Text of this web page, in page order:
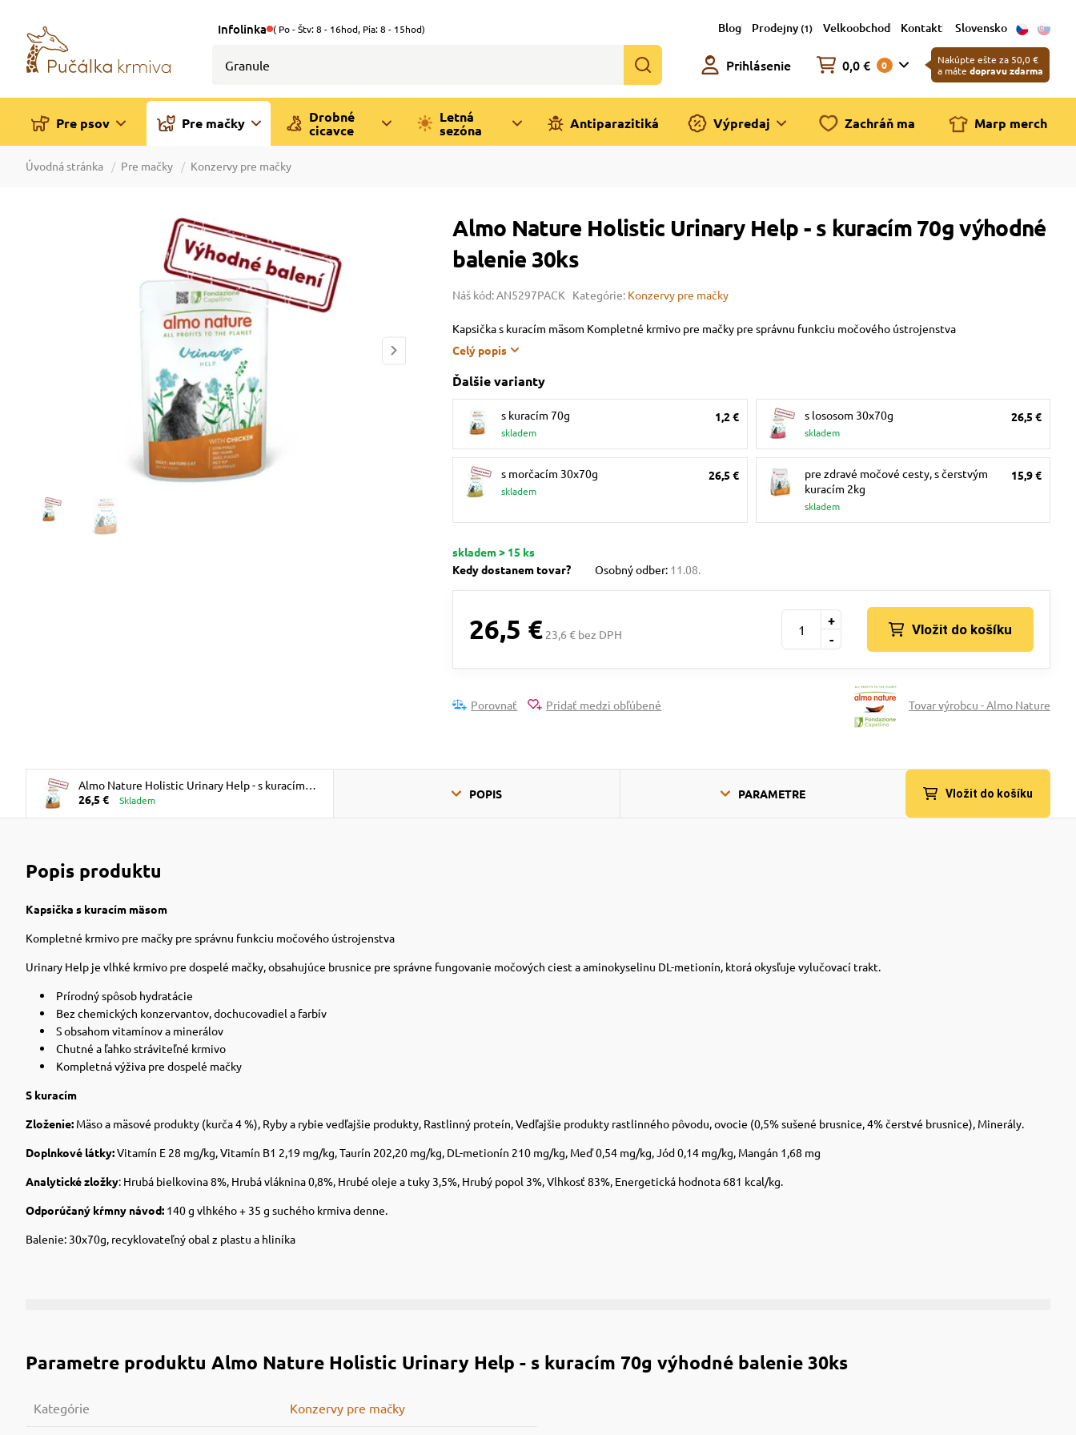
Infolinka ( Po - Štv: 8 - 16hod, Pia: 8 - 15hod) Blog Prodejny (1) Velkoobchod Kontakt Slovensko
Prihlásenie 0,0 € 0
Nakúpte ešte za 50,0 €
a máte dopravu zdarma
Pre psov Pre mačky
Drobné
cicavce
Letná
sezóna
Antiparazitiká Výpredaj Zachráň ma Marp merch
Úvodná stránka Pre mačky Konzervy pre mačky
Almo Nature Holistic Urinary Help - s kuracím 70g výhodné
balenie 30ks
Náš kód: AN5297PACK Kategórie: Konzervy pre mačky
Kapsička s kuracím mäsom Kompletné krmivo pre mačky pre správnu funkciu močového ústrojenstva
Celý popis
Ďalšie varianty
s kuracím 70g
skladem
1,2 € s lososom 30x70g
skladem
26,5 €
s morčacím 30x70g
skladem
26,5 €
pre zdravé močové cesty, s čerstvým
kuracím 2kg
skladem
15,9 €
skladem > 15 ks
Kedy dostanem tovar?
Osobný odber: 11.08.
26,5 € 23,6 € bez DPH -
+
Vložit do košíku
Porovnať Pridať medzi obľúbené Tovar výrobcu - Almo Nature
Almo Nature Holistic Urinary Help - s kuracím
70g výhodné balenie 30ks
26,5 € Skladem POPIS PARAMETRE Vložit do košíku
Popis produktu
Kapsička s kuracím mäsom
Kompletné krmivo pre mačky pre správnu funkciu močového ústrojenstva
Urinary Help je vlhké krmivo pre dospelé mačky, obsahujúce brusnice pre správne fungovanie močových ciest a aminokyselinu DL-metionín, ktorá okysľuje vylučovací trakt.
Prírodný spôsob hydratácie
Bez chemických konzervantov, dochucovadiel a farbív
S obsahom vitamínov a minerálov
Chutné a ľahko stráviteľné krmivo
Kompletná výživa pre dospelé mačky
S kuracím
Zloženie: Mäso a mäsové produkty (kurča 4 %), Ryby a rybie vedľajšie produkty, Rastlinný proteín, Vedľajšie produkty rastlinného pôvodu, ovocie (0,5% sušené brusnice, 4% čerstvé brusnice), Minerály.
Doplnkové látky:Vitamín E 28 mg/kg, Vitamín B1 2,19 mg/kg, Taurín 202,20 mg/kg, DL-metionín 210 mg/kg, Meď 0,54 mg/kg, Jód 0,14 mg/kg, Mangán 1,68 mg
Analytické zložky: Hrubá bielkovina 8%, Hrubá vláknina 0,8%, Hrubé oleje a tuky 3,5%, Hrubý popol 3%, Vlhkosť 83%, Energetická hodnota 681 kcal/kg.
Odporúčaný kŕmny návod: 140 g vlhkého + 35 g suchého krmiva denne.
Balenie: 30x70g, recyklovateľný obal z plastu a hliníka
Parametre produktu Almo Nature Holistic Urinary Help - s kuracím 70g výhodné balenie 30ks
Kategórie Konzervy pre mačky